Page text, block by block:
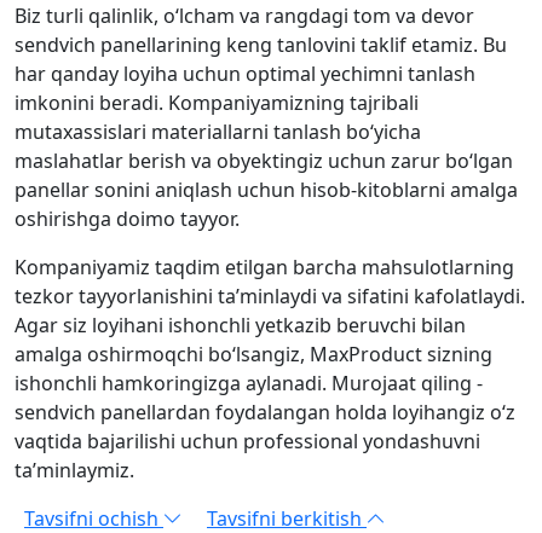
Biz turli qalinlik, o‘lcham va rangdagi tom va devor
sendvich panellarining keng tanlovini taklif etamiz. Bu
har qanday loyiha uchun optimal yechimni tanlash
imkonini beradi. Kompaniyamizning tajribali
mutaxassislari materiallarni tanlash bo‘yicha
maslahatlar berish va obyektingiz uchun zarur bo‘lgan
panellar sonini aniqlash uchun hisob-kitoblarni amalga
oshirishga doimo tayyor.
Kompaniyamiz taqdim etilgan barcha mahsulotlarning
tezkor tayyorlanishini ta’minlaydi va sifatini kafolatlaydi.
Agar siz loyihani ishonchli yetkazib beruvchi bilan
amalga oshirmoqchi bo‘lsangiz, MaxProduct sizning
ishonchli hamkoringizga aylanadi. Murojaat qiling -
sendvich panellardan foydalangan holda loyihangiz o‘z
vaqtida bajarilishi uchun professional yondashuvni
ta’minlaymiz.
Tavsifni ochish
Tavsifni berkitish